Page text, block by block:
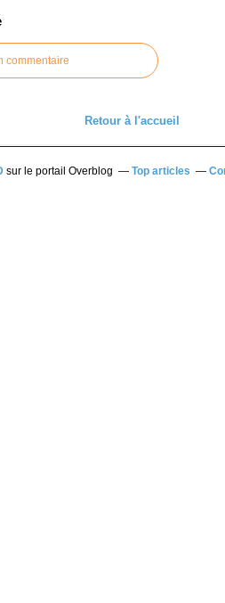
commentaire
Retour à l'accueil
sur le portail Overblog Top articles